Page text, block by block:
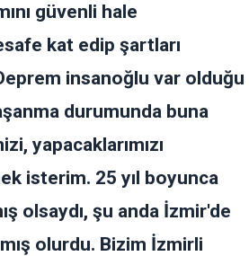
güvenli hale
kat edip şartları
insanoğlu var olduğu
durumunda buna
yapacaklarımızı
isterim. 25 yıl boyunca
olsaydı, şu anda İzmir'de
olurdu. Bizim İzmirli